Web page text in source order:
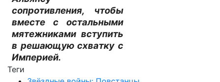
сопротивления, чтобы
вместе с остальными
мятежниками вступить
в решающую схватку с
Империей.
Теги